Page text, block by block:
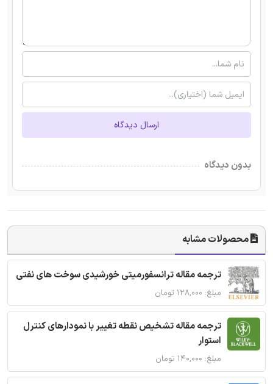
ارسال دیدگاه
بدون دیدگاه
محصولات مشابه
ترجمه مقاله ترانسفورمیتی خورشیدی سوخت های نفتی
مبلغ: ۱۲۸,۰۰۰ تومان
ترجمه مقاله تشخیص نقطه تغییر با نمودارهای کنترل
استوار
مبلغ: ۱۴۰,۰۰۰ تومان